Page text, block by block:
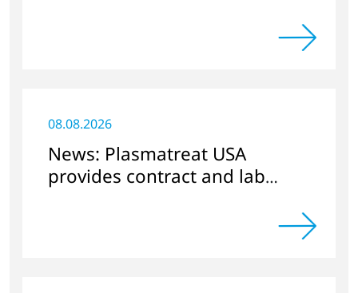
08.08.2026
News: Plasmatreat USA
provides contract and lab